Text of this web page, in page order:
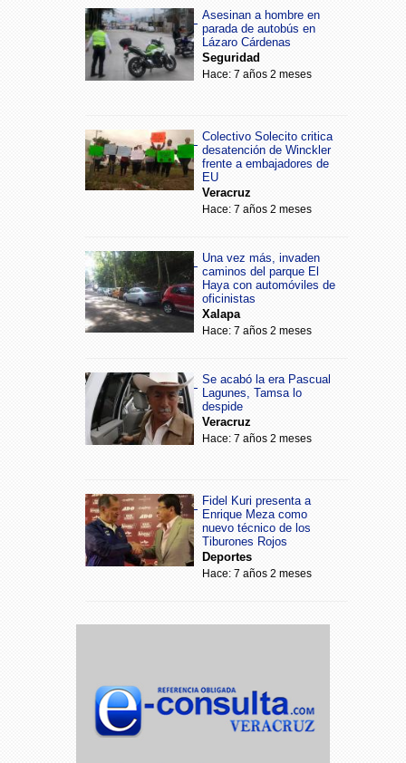
Asesinan a hombre en
parada de autobús en
Lázaro Cárdenas
Seguridad
Hace: 7 años 2 meses
Colectivo Solecito critica
desatención de Winckler
frente a embajadores de
EU
Veracruz
Hace: 7 años 2 meses
Una vez más, invaden
caminos del parque El
Haya con automóviles de
oficinistas
Xalapa
Hace: 7 años 2 meses
Se acabó la era Pascual
Lagunes, Tamsa lo
despide
Veracruz
Hace: 7 años 2 meses
Fidel Kuri presenta a
Enrique Meza como
nuevo técnico de los
Tiburones Rojos
Deportes
Hace: 7 años 2 meses